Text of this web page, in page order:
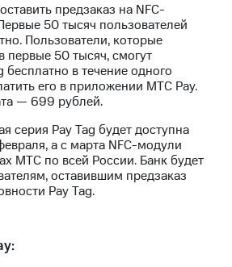
предзаказ на NFC-
50 тысяч пользователей
Пользователи, которые
первые 50 тысяч, смогут
бесплатно в течение одного
его в приложении MTC Pay.
— 699 рублей.
серия Pay Tag будет доступна
а с марта NFC-модули
МТС по всей России. Банк будет
оставившим предзаказ
Pay Tag.